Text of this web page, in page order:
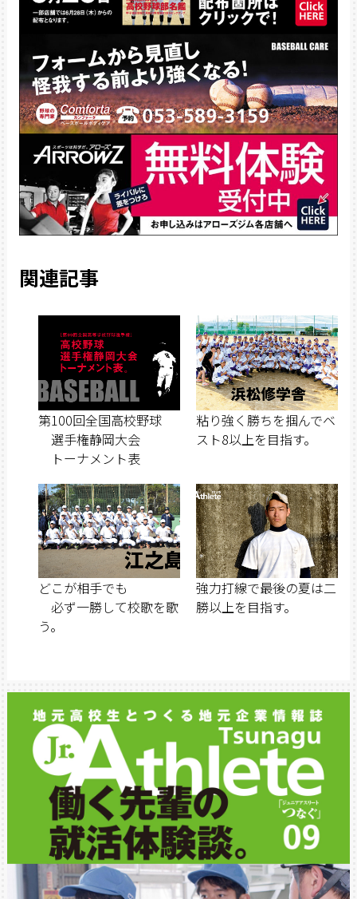
関連記事
第100回全国高校野球
選手権静岡大会
トーナメント表
粘り強く勝ちを掴んでベ
スト8以上を目指す。
どこが相手でも
必ず一勝して校歌を歌
う。
強力打線で最後の夏は二
勝以上を目指す。